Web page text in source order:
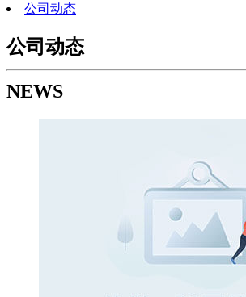
公司动态
公司动态
NEWS